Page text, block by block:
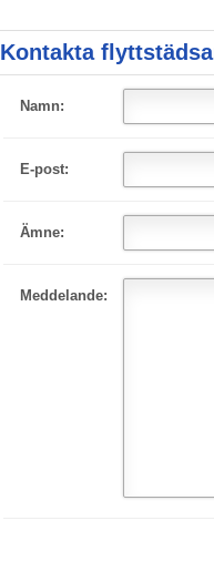
Kontakta
Namn:
E-post:
Ämne:
Meddelande: